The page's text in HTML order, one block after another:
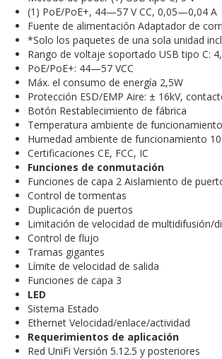
(1) PoE/PoE+, 44—57 V CC, 0,05—0,04 A
Fuente de alimentación Adaptador de
*Solo los paquetes de una sola unidad
Rango de voltaje soportado USB tipo C:
PoE/PoE+: 44—57 VCC
Máx. el consumo de energía 2,5W
Protección ESD/EMP Aire: ± 16kV,
Botón Restablecimiento de fábrica
Temperatura ambiente de
Humedad ambiente de funcionamiento
Certificaciones CE, FCC, IC
Funciones de conmutación
Funciones de capa 2 Aislamiento de
Control de tormentas
Duplicación de puertos
Limitación de velocidad de multidifusión/
Control de flujo
Tramas gigantes
Límite de velocidad de salida
Funciones de capa 3
LED
Sistema Estado
Ethernet Velocidad/enlace/actividad
Requerimientos de aplicación
Red UniFi Versión 5.12.5 y posteriores